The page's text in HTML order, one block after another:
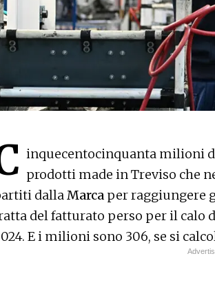
inquecentocinquanta milioni
prodotti made in Treviso che
dallaMarca per raggiungere
del fatturato perso per il calo
E i milioni sono 306, se si